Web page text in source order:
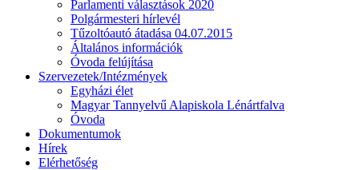
Parlamenti választások 2020
Polgármesteri hírlevél
Tűzoltóautó átadása 04.07.2015
Általános információk
Óvoda felújítása
Szervezetek/Intézmények
Egyházi élet
Magyar Tannyelvű Alapiskola Lénártfalva
Óvoda
Dokumentumok
Hírek
Elérhetőség